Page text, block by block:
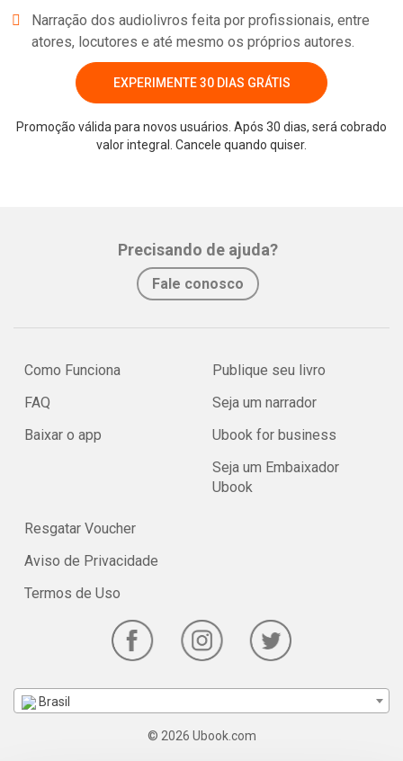
Narração dos audiolivros feita por profissionais, entre
atores, locutores e até mesmo os próprios autores.
EXPERIMENTE 30 DIAS GRÁTIS
Promoção válida para novos usuários. Após 30 dias, será cobrado
valor integral. Cancele quando quiser.
Precisando de ajuda?
Fale conosco
Como Funciona
FAQ
Baixar o app
Publique seu livro
Seja um narrador
Ubook for business
Seja um Embaixador
Ubook
Resgatar Voucher
Aviso de Privacidade
Termos de Uso
Brasil
© 2026 Ubook.com